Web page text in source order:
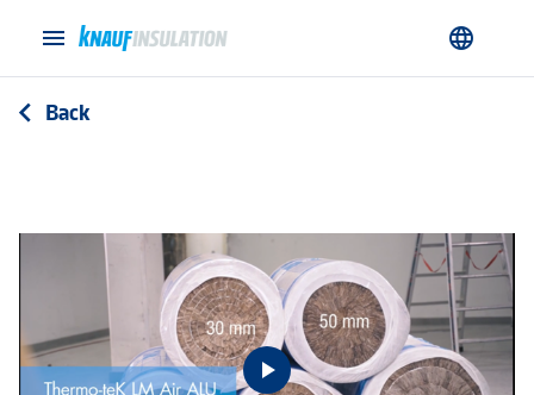
menu language
arrow_back_ios Back